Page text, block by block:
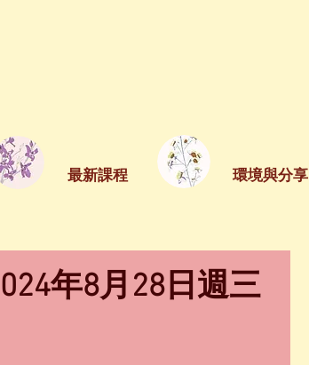
最新課程 環境與分享
年8月28日週三